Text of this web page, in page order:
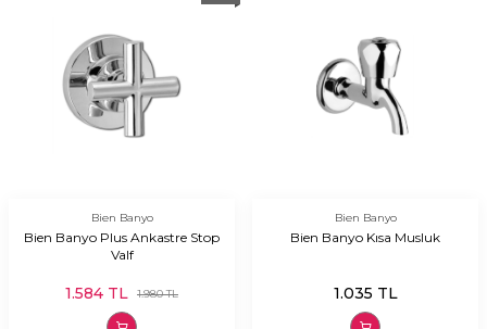
Bien Banyo
Bien Banyo Plus Ankastre Stop
Valf
1.980TL
1.584 TL
Bien Banyo
Bien Banyo Kısa Musluk
1.035 TL